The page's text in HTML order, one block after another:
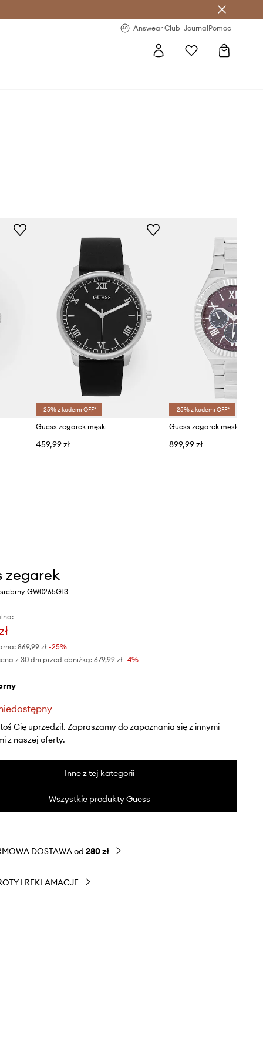
Answear Club JournalPomoc
-25% z kodem: OFF*
Guess zegarek męski
459,99 zł
-25% z kodem: OFF*
Guess zegarek męski
899,99 zł
zegarek
GW0265G13
869,99 zł-25%
z 30 dni przed obniżką: 679,99 zł -4%
Cię uprzedził. Zapraszamy do zapoznania się z innymi
z naszej oferty.
Inne z tej kategorii
Wszystkie produkty Guess
DOSTAWA od 280 zł
I REKLAMACJE